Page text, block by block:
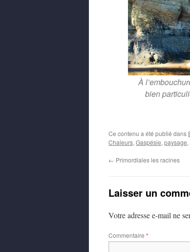
À
bien
Ce contenu a été publié dans
Chaleurs, Gaspésie, paysage,
← Primordiales les racines
Laisser un
Votre adresse e-mail ne
Commentaire *